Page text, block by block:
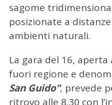
sagome
posizionate a
ambienti naturali.
La gara del 16,
fuori regione e
San Guido”, prevede
ritrovo alle 8.30 con